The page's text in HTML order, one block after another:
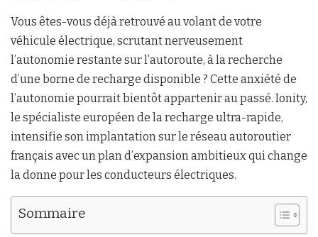
Vous êtes-vous déjà retrouvé au volant de votre
véhicule électrique, scrutant nerveusement
l’autonomie restante sur l’autoroute, à la recherche
d’une borne de recharge disponible ? Cette anxiété de
l’autonomie pourrait bientôt appartenir au passé. Ionity,
le spécialiste européen de la recharge ultra-rapide,
intensifie son implantation sur le réseau autoroutier
français avec un plan d’expansion ambitieux qui change
la donne pour les conducteurs électriques.
Sommaire